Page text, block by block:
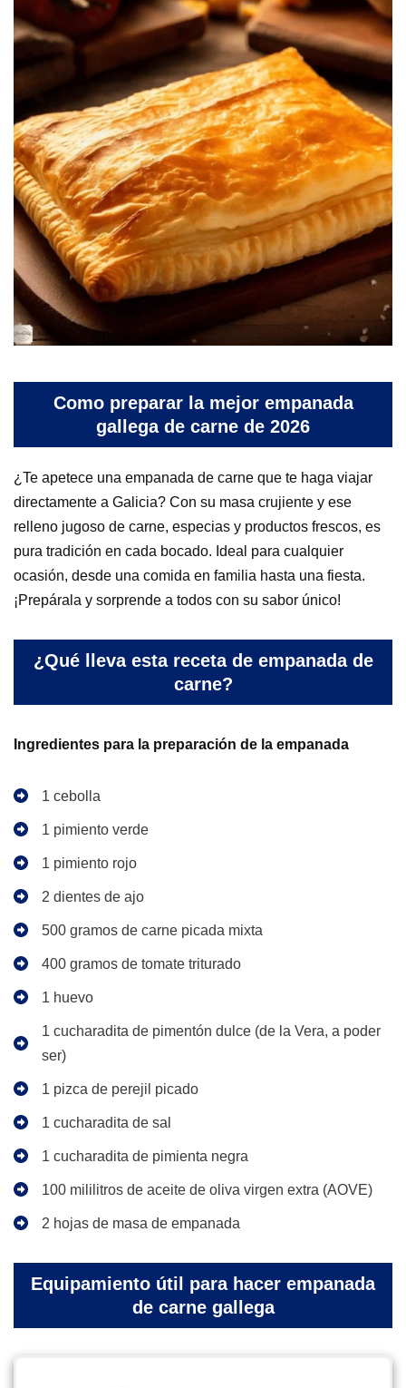
Como preparar la mejor empanada
gallega de carne de 2026
¿Te apetece una empanada de carne que te haga viajar
directamente a Galicia? Con su masa crujiente y ese
relleno jugoso de carne, especias y productos frescos, es
pura tradición en cada bocado. Ideal para cualquier
ocasión, desde una comida en familia hasta una fiesta.
¡Prepárala y sorprende a todos con su sabor único!
¿Qué lleva esta receta de empanada de
carne?
Ingredientes para la preparación de la empanada
1 cebolla
1 pimiento verde
1 pimiento rojo
2 dientes de ajo
500 gramos de carne picada mixta
400 gramos de tomate triturado
1 huevo
1 cucharadita de pimentón dulce (de la Vera, a poder
ser)
1 pizca de perejil picado
1 cucharadita de sal
1 cucharadita de pimienta negra
100 mililitros de aceite de oliva virgen extra (AOVE)
2 hojas de masa de empanada
Equipamiento útil para hacer empanada
de carne gallega